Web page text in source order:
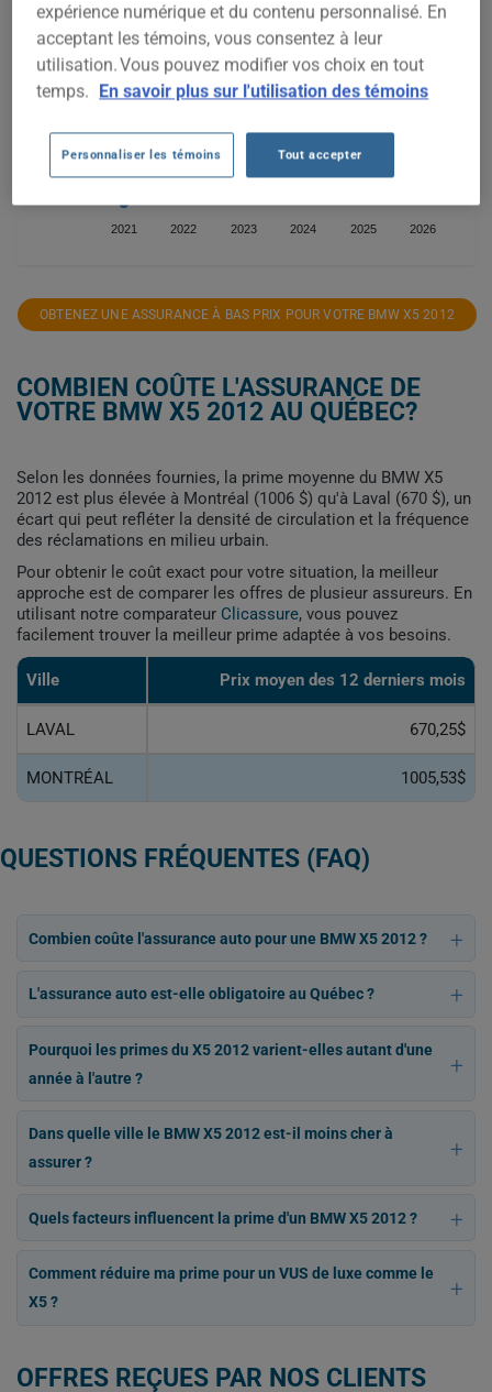
2021 2022 2023 2024 2025 2026
1 000$
2 000$
OBTENEZ UNE ASSURANCE À BAS PRIX POUR VOTRE BMW X5 2012
COMBIEN COÛTE L'ASSURANCE DE
VOTRE BMW X5 2012 AU QUÉBEC?
Selon les données fournies, la prime moyenne du BMW X5
2012 est plus élevée à Montréal (1006 $) qu'à Laval (670 $), un
écart qui peut refléter la densité de circulation et la fréquence
des réclamations en milieu urbain.
Pour obtenir le coût exact pour votre situation, la meilleur
approche est de comparer les offres de plusieur assureurs. En
utilisant notre comparateur Clicassure, vous pouvez
facilement trouver la meilleur prime adaptée à vos besoins.
Ville Prix ​​moyen des 12 derniers mois
LAVAL 670,25$
MONTRÉAL 1005,53$
QUESTIONS FRÉQUENTES (FAQ)
Combien coûte l'assurance auto pour une BMW X5 2012 ?
L'assurance auto est-elle obligatoire au Québec ?
Pourquoi les primes du X5 2012 varient-elles autant d'une
année à l'autre ?
Dans quelle ville le BMW X5 2012 est-il moins cher à
assurer ?
Quels facteurs influencent la prime d'un BMW X5 2012 ?
Comment réduire ma prime pour un VUS de luxe comme le
X5 ?
OFFRES REÇUES PAR NOS CLIENTS
expérience numérique et du contenu personnalisé. En
acceptant les témoins, vous consentez à leur
utilisation. Vous pouvez modifier vos choix en tout
temps. En savoir plus sur l'utilisation des témoins
Personnaliser les témoins Tout accepter